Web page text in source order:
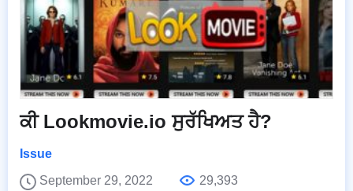
ਕੀ Lookmovie.io ਸੁਰੱਖਿਅਤ ਹੈ?
Issue
September 29, 2022
29,393